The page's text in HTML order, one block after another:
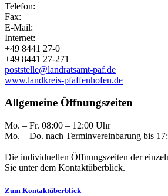
Telefon:
Fax:
E-Mail:
Internet:
+49 8441 27-0
+49 8441 27-271
poststelle@landratsamt-paf.de
www.landkreis-pfaffenhofen.de
Allgemeine Öffnungszeiten
Mo. – Fr. 08:00 – 12:00 Uhr
Mo. – Do. nach Terminvereinbarung bis
Die individuellen Öffnungszeiten der
Sie unter dem Kontaktüberblick.
Zum Kontaktüberblick